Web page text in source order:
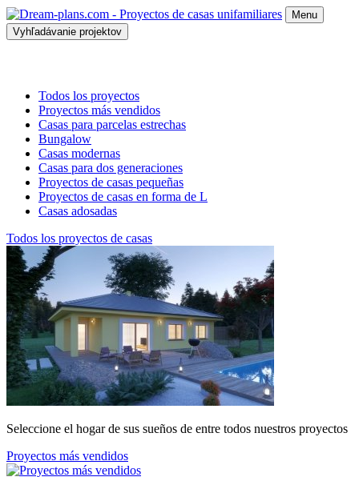
Menu
Vyhľadávanie projektov
Todos los proyectos
Proyectos más vendidos
Casas para parcelas estrechas
Bungalow
Casas modernas
Casas para dos generaciones
Proyectos de casas pequeñas
Proyectos de casas en forma de L
Casas adosadas
Todos los proyectos de casas
Seleccione el hogar de sus sueños de entre todos nuestros proyectos
Proyectos más vendidos